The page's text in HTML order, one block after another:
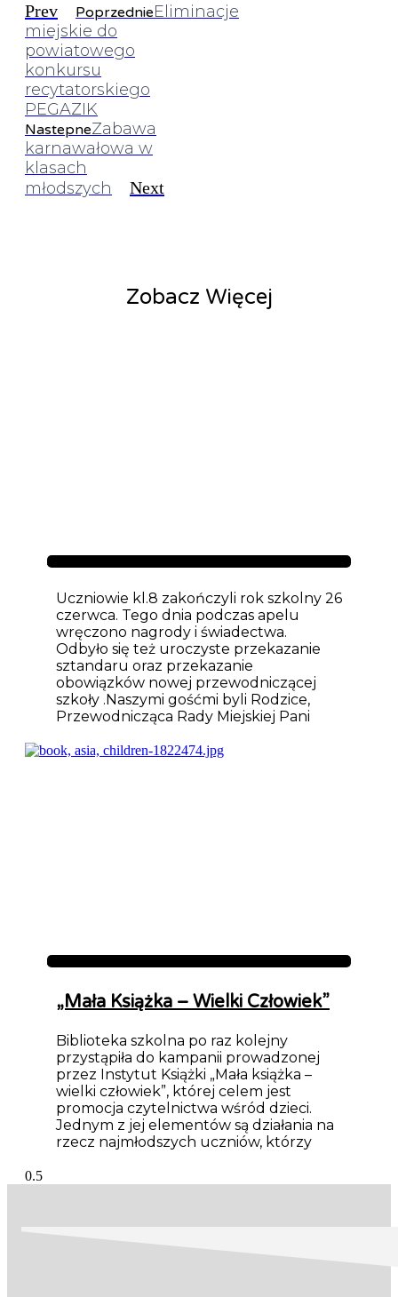
Prev PoprzednieEliminacje
miejskie do
powiatowego
konkursu
recytatorskiego
PEGAZIK
NastepneZabawa
karnawałowa w
klasach
młodszych
Next
Zobacz Więcej
Aktualności
Uczniowie kl.8 zakończyli rok szkolny 26
czerwca. Tego dnia podczas apelu
wręczono nagrody i świadectwa.
Odbyło się też uroczyste przekazanie
sztandaru oraz przekazanie
obowiązków nowej przewodniczącej
szkoły .Naszymi gośćmi byli Rodzice,
Przewodnicząca Rady Miejskiej Pani
Aktualności
„Mała Książka – Wielki Człowiek”
Biblioteka szkolna po raz kolejny
przystąpiła do kampanii prowadzonej
przez Instytut Książki „Mała książka –
wielki człowiek”, której celem jest
promocja czytelnictwa wśród dzieci.
Jednym z jej elementów są działania na
rzecz najmłodszych uczniów, którzy